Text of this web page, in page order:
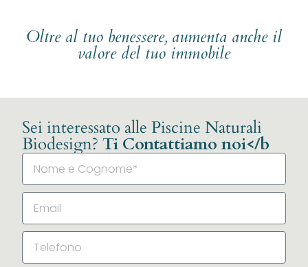
Oltre al tuo benessere, aumenta anche il
valore del tuo immobile
Sei interessato alle Piscine Naturali
Biodesign? Ti Contattiamo noi</b